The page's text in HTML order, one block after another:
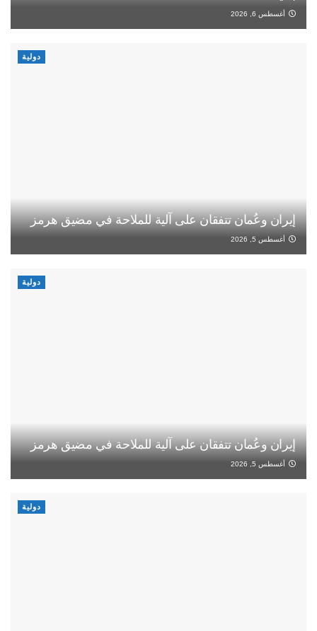
أغسطس 6, 2026
دولية
إيران وعُمان تتفقان على آلية للملاحة في مضيق هرمز
أغسطس 5, 2026
دولية
إيران وعُمان تتفقان على آلية للملاحة في مضيق هرمز
أغسطس 5, 2026
دولية